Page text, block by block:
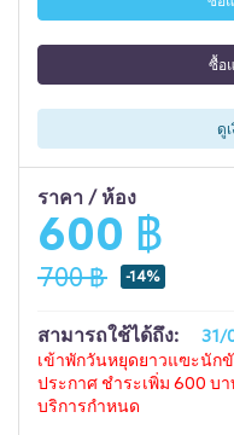
ซื้อ
ดู
ราคา / ห้อง
600 ฿
700 ฿ -14%
สามารถใช้ได้ถึง:
31/
เข้าพักวันหยุดยาวแฃะนัก
ประกาศ ชำระเพิ่ม 600 บ
บริการกำหนด